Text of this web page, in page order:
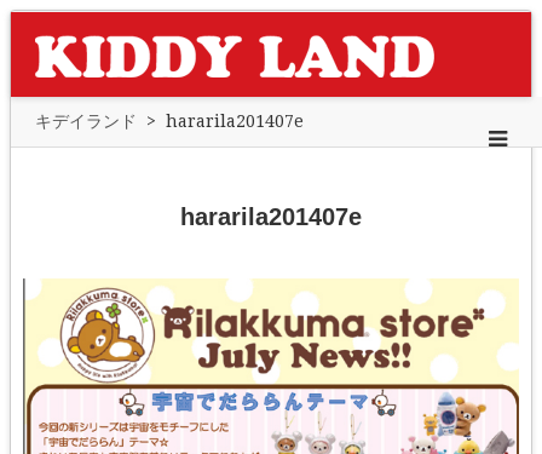
キデイランド > hararila201407e
hararila201407e